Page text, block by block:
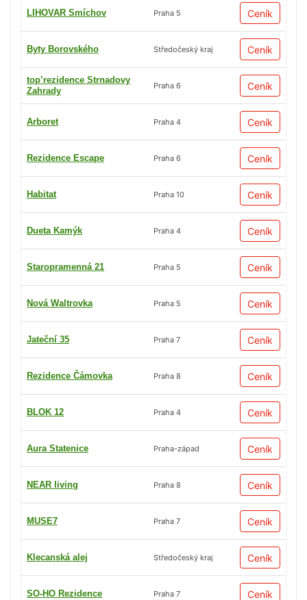
LIHOVAR Smíchov Praha 5 Ceník
Byty Borovského Středočeský kraj Ceník
top’rezidence Strnadovy
Zahrady
Praha 6 Ceník
Arboret Praha 4 Ceník
Rezidence Escape Praha 6 Ceník
Habitat Praha 10 Ceník
Dueta Kamýk Praha 4 Ceník
Staropramenná 21 Praha 5 Ceník
Nová Waltrovka Praha 5 Ceník
Jateční 35 Praha 7 Ceník
Rezidence Čámovka Praha 8 Ceník
BLOK 12 Praha 4 Ceník
Aura Statenice Praha-západ Ceník
NEAR living Praha 8 Ceník
MUSE7 Praha 7 Ceník
Klecanská alej Středočeský kraj Ceník
SO-HO Rezidence Praha 7 Ceník